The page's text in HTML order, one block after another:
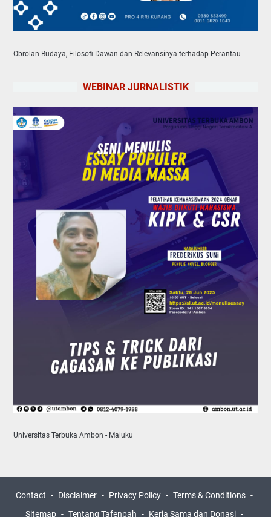
Obrolan Budaya, Filosofi Dawan dan Relevansinya terhadap Perantau
WEBINAR JURNALISTIK
Universitas Terbuka Ambon - Maluku
Contact Disclaimer Privacy Policy
Terms & Conditions
Sitemap
Tentang Tafenpah Kerja Sama dan Donasi